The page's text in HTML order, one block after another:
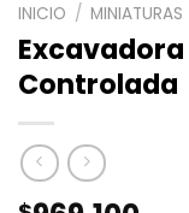
INICIO / MINIATURAS
Excavadora
Controlada